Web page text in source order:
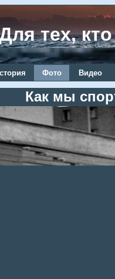
тех,
Фото Видео
Как мы